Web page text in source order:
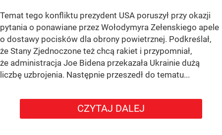
Temat tego konfliktu prezydent USA poruszył przy okazji
pytania o ponawiane przez Wołodymyra Zełenskiego apele
o dostawy pocisków dla obrony powietrznej. Podkreślał,
że Stany Zjednoczone też chcą rakiet i przypomniał,
że administracja Joe Bidena przekazała Ukrainie dużą
liczbę uzbrojenia. Następnie przeszedł do tematu...
CZYTAJ DALEJ